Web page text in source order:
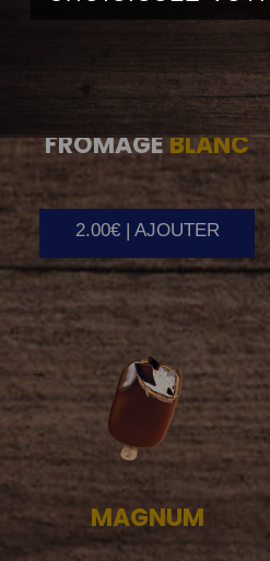
FROMAGEBLANC
2.00€ | AJOUTER
MAGNUM